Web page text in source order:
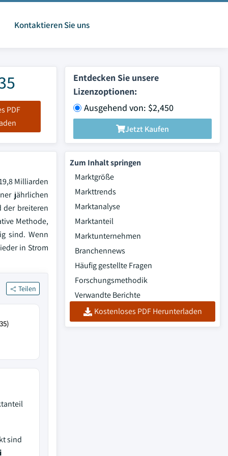
Kontaktieren Sie uns
PDF
Entdecken Sie unsere
Lizenzoptionen:
Ausgehend von: $2,450
Jetzt Kaufen
Milliarden
jährlichen
der breiteren
Methode,
sind. Wenn
in Strom
Teilen
sind
Zum Inhalt springen
Marktgröße
Markttrends
Marktanalyse
Marktanteil
Marktunternehmen
Branchennews
Häufig gestellte Fragen
Forschungsmethodik
Verwandte Berichte
Kostenloses PDF Herunterladen